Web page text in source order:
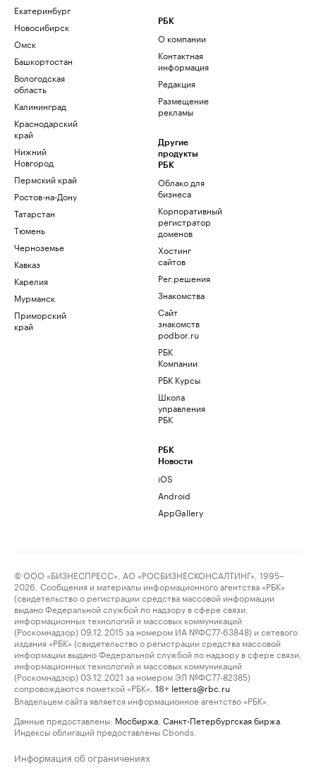
Екатеринбург
Новосибирск
Омск
Башкортостан
Вологодская
область
Калининград
Краснодарский
край
Нижний
Новгород
Пермский край
Ростов-на-Дону
Татарстан
Тюмень
Черноземье
Кавказ
Карелия
Мурманск
Приморский
край
РБК
О компании
Контактная
информация
Редакция
Размещение
рекламы
Другие
продукты
РБК
Облако для
бизнеса
Корпоративный
регистратор
доменов
Хостинг
сайтов
Рег.решения
Знакомства
Сайт
знакомств
podbor.ru
РБК
Компании
РБК Курсы
Школа
управления
РБК
РБК
Новости
iOS
Android
AppGallery
© ООО «БИЗНЕСПРЕСС», АО «РОСБИЗНЕСКОНСАЛТИНГ», 1995–
2026. Сообщения и материалы информационного агентства «РБК»
(свидетельство о регистрации средства массовой информации
выдано Федеральной службой по надзору в сфере связи,
информационных технологий и массовых коммуникаций
(Роскомнадзор) 09.12.2015 за номером ИА №ФС77-63848) и сетевого
издания «РБК» (свидетельство о регистрации средства массовой
информации выдано Федеральной службой по надзору в сфере связи,
информационных технологий и массовых коммуникаций
(Роскомнадзор) 03.12.2021 за номером ЭЛ №ФС77-82385)
сопровождаются пометкой «РБК».
18+ letters@rbc.ru
Владельцем сайта является информационное агентство «РБК».
Данные предоставлены: Мосбиржа Санкт-Петербургская биржа
Индексы облигаций предоставлены Cbonds.
Информация об ограничениях